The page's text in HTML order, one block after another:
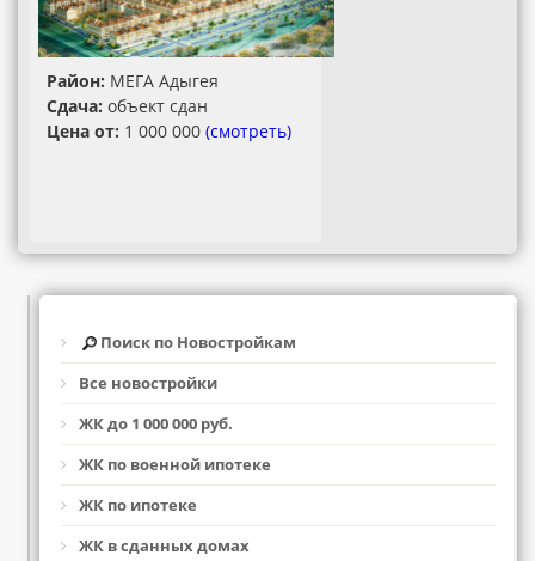
Район: МЕГА Адыгея
Сдача: объект сдан
Цена от: 1 000 000 (смотреть)
Поиск по Новостройкам
Все новостройки
ЖК до 1 000 000 руб.
ЖК по военной ипотеке
ЖК по ипотеке
ЖК в сданных домах